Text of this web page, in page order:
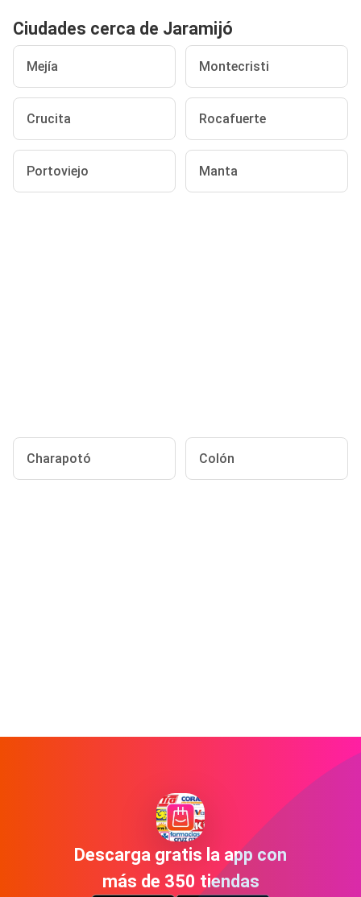
Ciudades cerca de Jaramijó
Mejía Montecristi
Crucita Rocafuerte
Portoviejo Manta
Charapotó Colón
Descarga gratis la app con
más de 350 tiendas